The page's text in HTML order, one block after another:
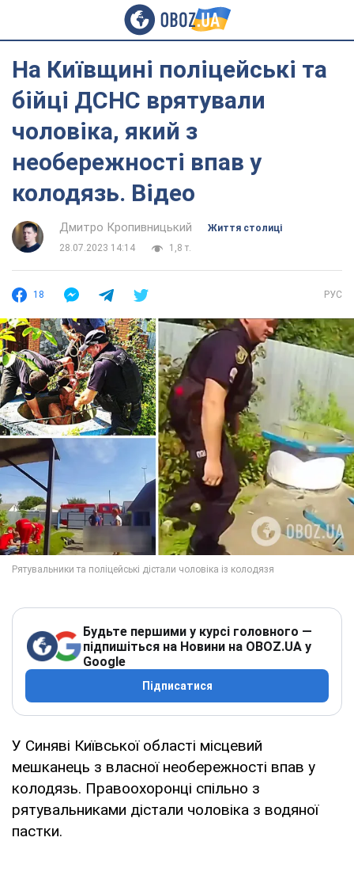
На Київщині поліцейські та
бійці ДСНС врятували
чоловіка, який з
необережності впав у
колодязь. Відео
Дмитро Кропивницький
Життя столиці
28.07.2023 14:14
1,8 т.
18 РУС
Будьте першими у курсі головного —
підпишіться на Новини на OBOZ.UA у
Google
Підписатися
У Синяві Київської області місцевий
мешканець з власної необережності впав у
колодязь. Правоохоронці спільно з
рятувальниками дістали чоловіка з водяної
пастки.